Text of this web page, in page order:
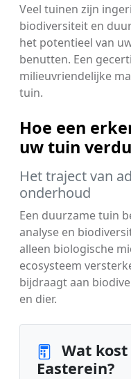
Veel tuinen zijn
biodiversiteit en
het potentieel van
benutten. Een
milieuvriendelijke
tuin.
Hoe een
uw tuin
Het traject van
onderhoud
Een duurzame tuin
analyse en
alleen biologische
ecosysteem
bijdraagt aan
en dier.
Wat
Easterein?